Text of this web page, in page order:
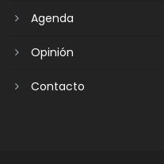
Agenda
Opinión
Contacto